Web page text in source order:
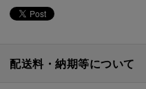
配送料・納期等について